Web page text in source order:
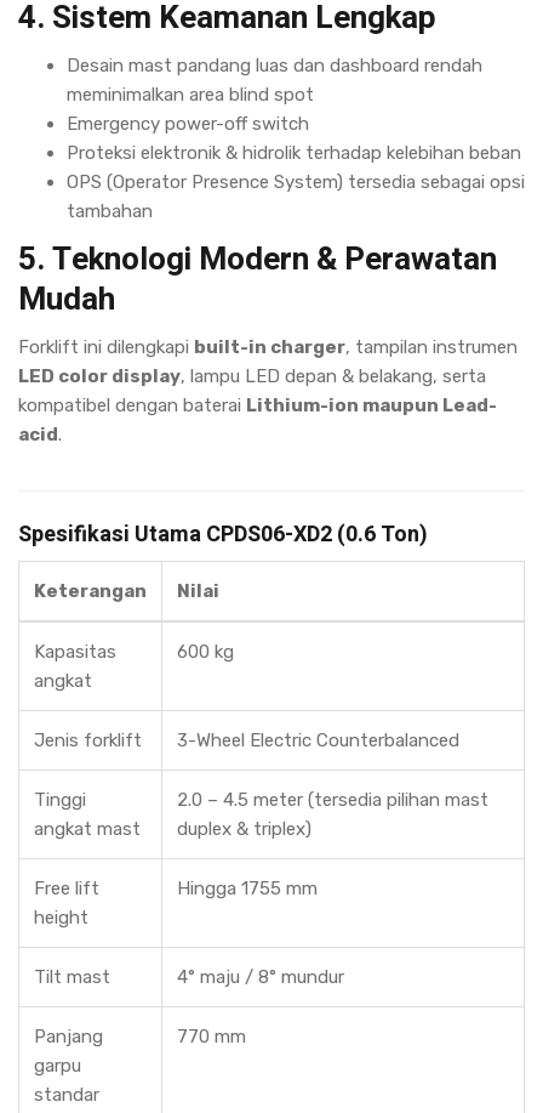
4. Sistem Keamanan Lengkap
Desain mast pandang luas dan dashboard rendah
meminimalkan area blind spot
Emergency power-off switch
Proteksi elektronik & hidrolik terhadap kelebihan beban
OPS (Operator Presence System) tersedia sebagai opsi
tambahan
5. Teknologi Modern & Perawatan
Mudah
Forklift ini dilengkapi built-in charger, tampilan instrumen
LED color display, lampu LED depan & belakang, serta
kompatibel dengan baterai Lithium-ion maupun Lead-
acid.
Spesifikasi Utama CPDS06-XD2 (0.6 Ton)
Keterangan Nilai
Kapasitas
angkat
600 kg
Jenis forklift 3-Wheel Electric Counterbalanced
Tinggi
angkat mast
2.0 – 4.5 meter (tersedia pilihan mast
duplex & triplex)
Free lift
height
Hingga 1755 mm
Tilt mast 4° maju / 8° mundur
Panjang
garpu
standar
770 mm